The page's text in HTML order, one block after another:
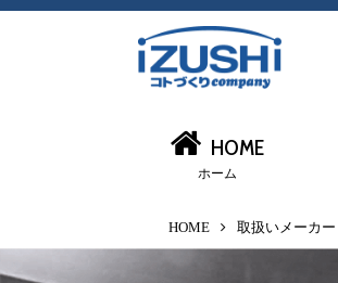
HOME
ホーム
HOME 取扱いメーカー